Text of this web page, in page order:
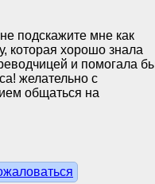
подскажите мне как
которая хорошо знала
и помогала
желательно с
общаться на